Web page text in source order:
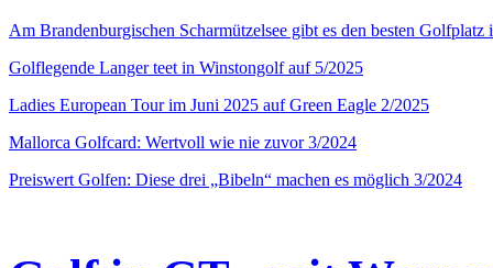
Am Brandenburgischen Scharmützelsee gibt es den besten
Golflegende Langer teet in Winstongolf auf 5/2025
Ladies European Tour im Juni 2025 auf Green Eagle 2/2025
Mallorca Golfcard: Wertvoll wie nie zuvor 3/2024
Preiswert Golfen: Diese drei „Bibeln“ machen es möglich 3/2024